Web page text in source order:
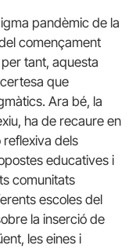
pandèmic de la
començament
tant, aquesta
que
Ara bé, la
ha de recaure en
dels
educatives i
comunitats
escoles del
la inserció de
les eines i